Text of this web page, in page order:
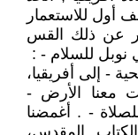
أول للاستعمار
عن ذلك القس
نوبل للسلام - :
- إلى أفريقيا،
معنا الأرض -
- . أغمضنا